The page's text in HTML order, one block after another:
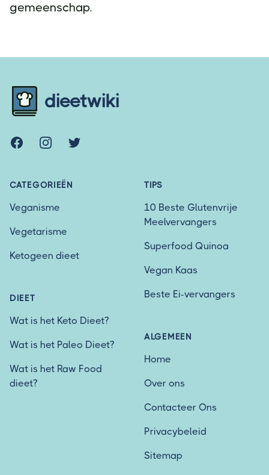
gemeenschap.
dieetwiki
FacebookInstagramTwitter
CATEGORIEËN
Veganisme
Vegetarisme
Ketogeen dieet
DIEET
Wat is het Keto Dieet?
Wat is het Paleo Dieet?
Wat is het Raw Food
dieet?
TIPS
10 Beste Glutenvrije
Meelvervangers
Superfood Quinoa
Vegan Kaas
Beste Ei-vervangers
ALGEMEEN
Home
Over ons
Contacteer Ons
Privacybeleid
Sitemap